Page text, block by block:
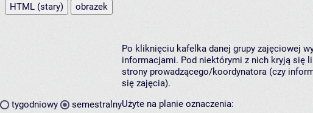
HTML (stary)
obrazek
tygodniowy semestralny
Po kliknięciu kafelka danej grupy zajęciowej
informacjami. Pod niektórymi z nich kryją się
strony prowadzącego/koordynatora (czy
się zajęcia).
Użyte na planie oznaczenia: